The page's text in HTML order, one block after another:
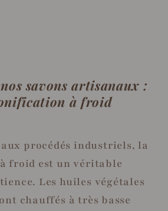
savons artisanaux :
à froid
procédés industriels, la
froid est un véritable
Les huiles végétales
chauffés à très basse